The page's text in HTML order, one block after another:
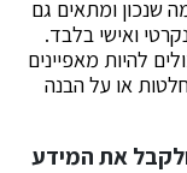
שנכון ומתאים גם
ואישי בלבד.
להיות מאפיינים
או על הבנה
ולקבל את המידע